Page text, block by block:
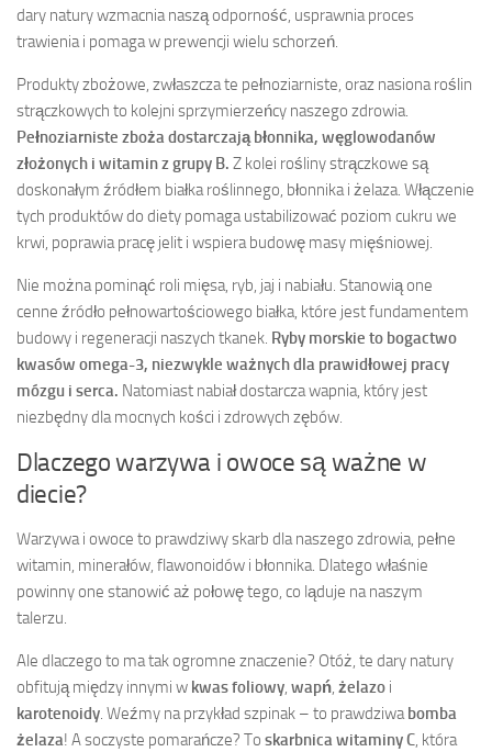
dary natury wzmacnia naszą odporność, usprawnia proces
trawienia i pomaga w prewencji wielu schorzeń.
Produkty zbożowe, zwłaszcza te pełnoziarniste, oraz nasiona roślin
strączkowych to kolejni sprzymierzeńcy naszego zdrowia.
Pełnoziarniste zboża dostarczają błonnika, węglowodanów
złożonych i witamin z grupy B. Z kolei rośliny strączkowe są
doskonałym źródłem białka roślinnego, błonnika i żelaza. Włączenie
tych produktów do diety pomaga ustabilizować poziom cukru we
krwi, poprawia pracę jelit i wspiera budowę masy mięśniowej.
Nie można pominąć roli mięsa, ryb, jaj i nabiału. Stanowią one
cenne źródło pełnowartościowego białka, które jest fundamentem
budowy i regeneracji naszych tkanek. Ryby morskie to bogactwo
kwasów omega-3, niezwykle ważnych dla prawidłowej pracy
mózgu i serca. Natomiast nabiał dostarcza wapnia, który jest
niezbędny dla mocnych kości i zdrowych zębów.
Dlaczego warzywa i owoce są ważne w
diecie?
Warzywa i owoce to prawdziwy skarb dla naszego zdrowia, pełne
witamin, minerałów, flawonoidów i błonnika. Dlatego właśnie
powinny one stanowić aż połowę tego, co ląduje na naszym
talerzu.
Ale dlaczego to ma tak ogromne znaczenie? Otóż, te dary natury
obfitują między innymi w kwas foliowy, wapń, żelazo i
karotenoidy. Weźmy na przykład szpinak – to prawdziwabomba
żelaza! A soczyste pomarańcze? To skarbnica witaminy C, która